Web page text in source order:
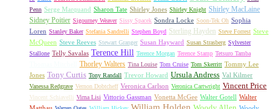
Penn Serge Marquand Sharon Tate Shirley Jones Shirley Knight Shirley MacLaine
Sidney Poitier Sigourney Weaver Sissy Spacek Sondra Locke Soon-Tek Oh Sophia
Loren Stanley Baker Stefania Sandrelli Stephen Boyd Sterling Hayden Steve Forrest Steve
McQueen Steve Reeves Stewart Granger Susan Hayward Susan Strasberg Sylvester
Stallone Telly Savalas Terence Hill Terence Morgan Terence Stamp Tetsuro Tamba
Thorley Walters Tina Louise Tom Cruise Tom Skerritt Tommy Lee
Jones Tony Curtis Tony Randall Trevor Howard Ursula Andress Val Kilmer
Vanessa Redgrave Vernon Dobtcheff Veronica Carlson Veronica Cartwright Vincent Price
Vincent Schiavelli Virna Lisi Vittorio Gassman Vonetta McGee Walter Gotell Walter